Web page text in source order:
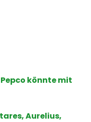
könnte mit
Aurelius,